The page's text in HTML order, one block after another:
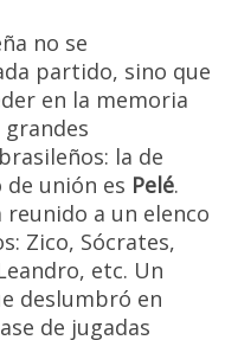
no se
partido, sino que
en la memoria
la de
de unión es Pelé.
reunido a un elenco
Zico, Sócrates,
etc. Un
deslumbró en
de jugadas